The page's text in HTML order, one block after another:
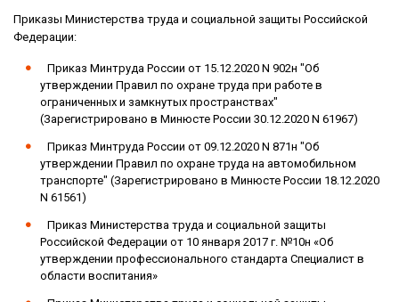
Приказы Министерства труда и социальной защиты Российской
Федерации:
Приказ Минтруда России от 15.12.2020 N 902н "Об
утверждении Правил по охране труда при работе в
ограниченных и замкнутых пространствах"
(Зарегистрировано в Минюсте России 30.12.2020 N 61967)
Приказ Минтруда России от 09.12.2020 N 871н "Об
утверждении Правил по охране труда на автомобильном
транспорте" (Зарегистрировано в Минюсте России 18.12.2020
N 61561)
Приказ Министерства труда и социальной защиты
Российской Федерации от 10 января 2017 г. №10н «Об
утверждении профессионального стандарта Специалист в
области воспитания»